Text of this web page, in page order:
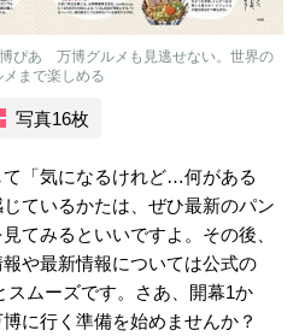
ぴあ 万博グルメも見逃せない。世界の
まで楽しめる
写真16枚
「気になるけれど…何がある
ているかたは、ぜひ最新のパン
てみるといいですよ。その後、
や最新情報については公式の
ムーズです。さあ、開幕1か
に行く準備を始めませんか？